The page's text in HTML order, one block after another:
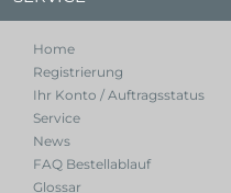
Home
Registrierung
Ihr Konto / Auftragsstatus
Service
News
FAQ Bestellablauf
Glossar